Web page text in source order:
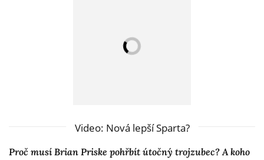
Video: Nová lepší Sparta?
Proč musí Brian Priske pohřbít útočný trojzubec? A koho